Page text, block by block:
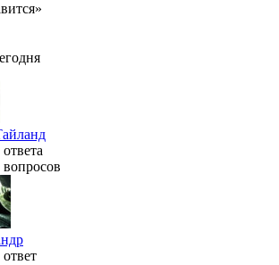
ответа
вопросов
ответ